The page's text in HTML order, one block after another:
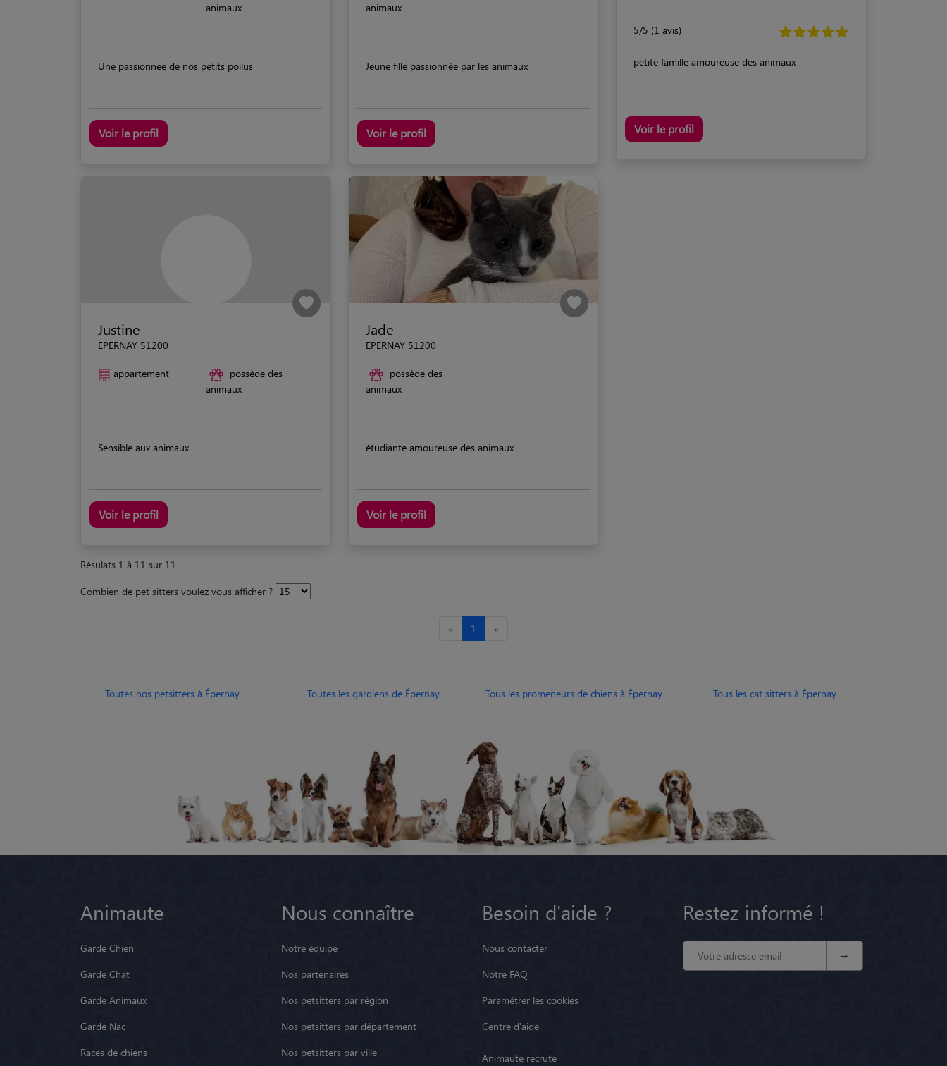
animaux
Une passionnée de nos petits poilus
Voir le profil
animaux
Jeune fille passionnée par les animaux
Voir le profil
5/5 (1 avis)
petite famille amoureuse des animaux
Voir le profil
Justine
EPERNAY 51200
appartement
possède des
animaux
Sensible aux animaux
Voir le profil
Jade
EPERNAY 51200
possède des
animaux
étudiante amoureuse des animaux
Voir le profil
Résulats 1 à 11 sur 11
Combien de pet sitters voulez vous afficher ?
« 1 »
Toutes nos petsitters à Épernay Toutes les gardiens de Épernay Tous les promeneurs de chiens à Épernay Tous les cat sitters à Épernay
Animaute
Garde Chien
Garde Chat
Garde Animaux
Garde Nac
Races de chiens
Nous connaître
Notre équipe
Nos partenaires
Nos petsitters par région
Nos petsitters par département
Nos petsitters par ville
Besoin d'aide ?
Nous contacter
Notre FAQ
Paramétrer les cookies
Centre d'aide
Animaute recrute
Restez informé !